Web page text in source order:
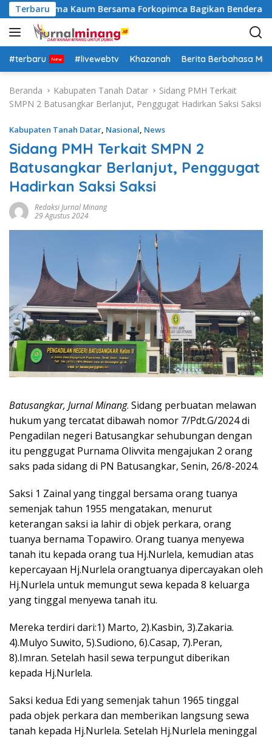
a
g
u
Terbaru
Polsek Lima Kaum Bersama Forkopimca Bagikan Bendera
#terbaru #livewebtv Khazanah Berita Berbahasa
Beranda Kabupaten Tanah Datar
Sidang PMH Terkait
SMPN 2 Batusangkar Berlanjut, Penggugat Hadirkan Saksi Saksi
Kabupaten Tanah Datar, Nasional, News
Sidang PMH Terkait SMPN 2
Batusangkar Berlanjut, Penggugat
Hadirkan Saksi Saksi
Redaksi Jurnal Minang
29 Agustus 2024
Batusangkar, Jurnal Minang. Sidang perbuatan melawan
hukum yang tercatat dibawah nomor 7/Pdt.G/2024 di
Pengadilan negeri Batusangkar sehubungan dengan
itu penggugat Purnama Olivvita mengajukan 2 orang
saks pada sidang di PN Batusangkar, Senin, 26/8-2024.
Saksi 1 Zainal yang tinggal bersama orang tuanya
semenjak tahun 1955 mengatakan, menurut
keterangan saksi ia lahir di objek perkara, orang
tuanya bernama Topawiro. Orang tuanya menyewa
tanah itu kepada orang tua Hj.Nurlela, kemudian atas
kepercayaan Hj.Nurlela orangtuanya dipercayakan oleh
Hj.Nurlela untuk memungut sewa kepada 8 keluarga
yang tinggal menyewa tanah itu.
Mereka terdiri dari:1) Marto, 2).Kasbin, 3).Zakaria.
4).Mulyo Suwito, 5).Sudiono, 6).Casap, 7).Peran,
8).Imran. Setelah hasil sewa terpungut diberikan
kepada Hj.Nurlela.
Saksi kedua Edi yang semenjak tahun 1965 tinggal
pada objek perkara dan memberikan langsung sewa
tanah kepada Hj.Nurlela. Setelah Hj.Nurlela meninggal